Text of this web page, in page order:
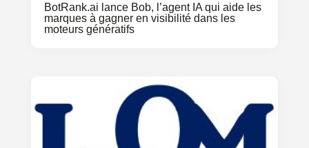
BotRank.ai lance Bob, l’agent IA qui aide les
marques à gagner en visibilité dans les
moteurs génératifs